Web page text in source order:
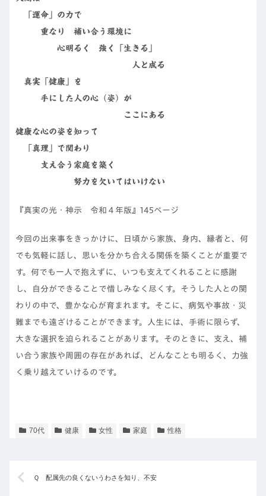
「運命」の力で
重なり 補い合う環境に
心明るく 強く「生きる」
人と成る
真実「健康」を
手にした人の心（姿）が
ここにある
健康な心の姿を知って
「真理」で関わり
支え合う家庭を築く
努力を欠いてはいけない
『真実の光・神示 令和４年版』145ページ
今回の出来事をきっかけに、日頃から家族、身内、縁者と、何
でも気軽に話し、思いを分かち合える関係を築くことが重要で
す。何でも一人で抱えずに、いつも支えてくれることに感謝
し、自分ができることで惜しみなく尽くす。そうした人との関
わりの中で、豊かな心が育まれます。そこに、病気や事故・災
難までも遠ざけることができます。人生には、手術に限らず、
大きな選択を迫られることがあります。そのときに、支え、補
い合う家族や周囲の存在があれば、どんなことも明るく、力強
く乗り越えていけるのです。
70代 健康 女性 家庭 性格
Ｑ 配属先の良くないうわさを知り、不安